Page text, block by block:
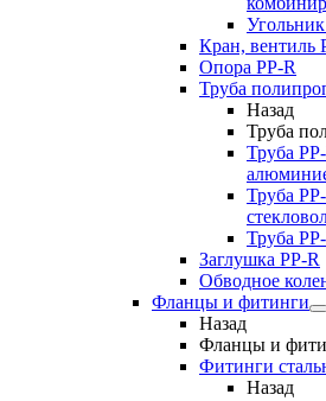
Кран, вентиль
Опора PP-R
Труба
Назад
Труба
Труба
Труба
Труба
Заглушка PP-R
Обводное
Фланцы и фитинги
Назад
Фланцы и
Фитинги
Назад